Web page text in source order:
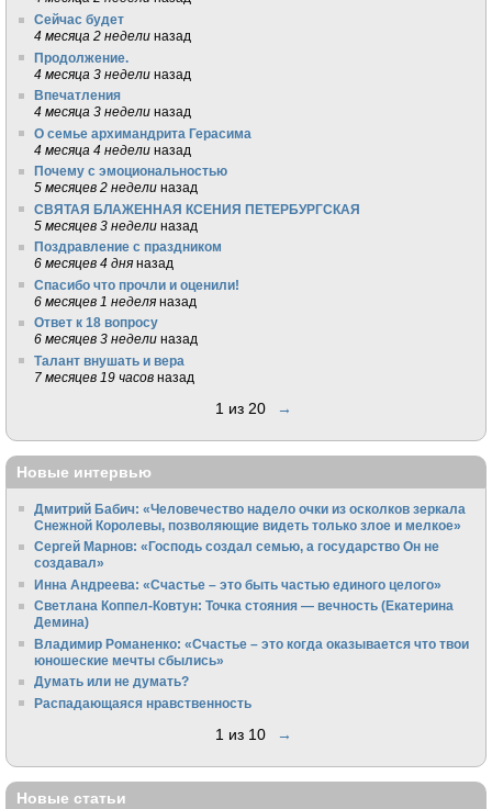
Сейчас будет
4 месяца 2 недели назад
Продолжение.
4 месяца 3 недели назад
Впечатления
4 месяца 3 недели назад
О семье архимандрита Герасима
4 месяца 4 недели назад
Почему с эмоциональностью
5 месяцев 2 недели назад
СВЯТАЯ БЛАЖЕННАЯ КСЕНИЯ ПЕТЕРБУРГСКАЯ
5 месяцев 3 недели назад
Поздравление с праздником
6 месяцев 4 дня назад
Спасибо что прочли и оценили!
6 месяцев 1 неделя назад
Ответ к 18 вопросу
6 месяцев 3 недели назад
Талант внушать и вера
7 месяцев 19 часов назад
1 из 20 →
Новые интервью
Дмитрий Бабич: «Человечество надело очки из осколков зеркала
Снежной Королевы, позволяющие видеть только злое и мелкое»
Сергей Марнов: «Господь создал семью, а государство Он не
создавал»
Инна Андреева: «Счастье – это быть частью единого целого»
Светлана Коппел-Ковтун: Точка стояния — вечность (Екатерина
Демина)
Владимир Романенко: «Счастье – это когда оказывается что твои
юношеские мечты сбылись»
Думать или не думать?
Распадающаяся нравственность
1 из 10 →
Новые статьи